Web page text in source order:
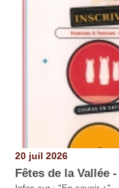
20 juil 2026
Fêtes de la Vallée